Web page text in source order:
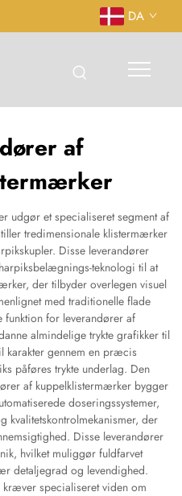
DA
af
udgør et specialiseret segment af
tredimensionale klistermærker
Disse leverandører
teknologi til at
der tilbyder overlegen visuel
med traditionelle flade
for leverandører af
almindelige trykte grafikker til
karakter gennem en præcis
påføres trykte underlag. Den
af kuppelklistermærker bygger
doseringssystemer,
der
Disse leverandører
hvilket muliggør fuldfarvet
detaljegrad og levendighed.
kræver specialiseret viden om